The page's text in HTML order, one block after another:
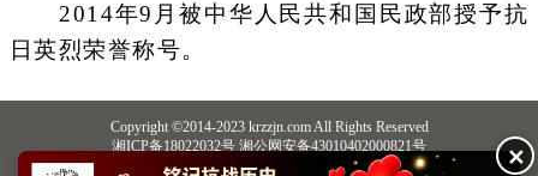
2014年9月被中华人民共和国民政部授予抗
日英烈荣誉称号。
Copyright ©2014-2023 krzzjn.com All Rights Reserved
湘ICP备18022032号 湘公网安备43010402000821号
中央网信办违法和不良信息举报中心
长沙市互联网违法和不良信息举报中心✕